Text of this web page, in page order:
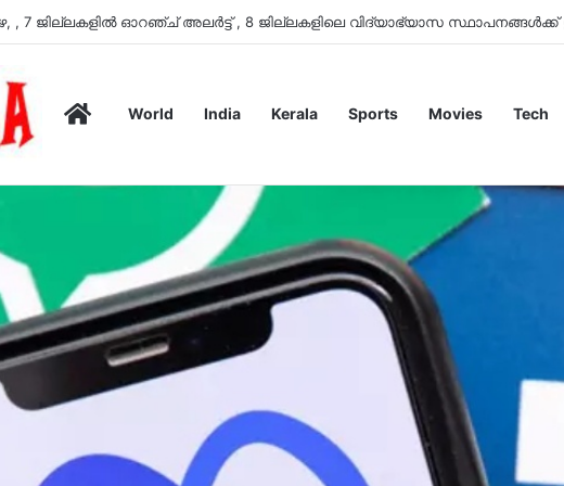
7 ജില്ലകളിൽ ഓറഞ്ച് അലർട്ട് , 8 ജില്ലകളിലെ വിദ്യാഭ്യാസ
HomeWorld India Kerala Sports Movies Tech